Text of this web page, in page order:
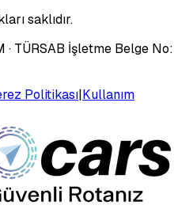
saklıdır.
· TÜRSAB İşletme Belge No:
Politikası|Kullanım